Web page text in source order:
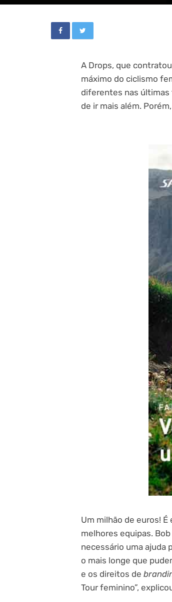
A Drops, que
máximo do ciclismo
diferentes nas últimas
de ir mais além.
Um milhão de euros!
melhores equipas.
necessário uma ajuda
o mais longe que
e os direitos de
Tour feminino”,